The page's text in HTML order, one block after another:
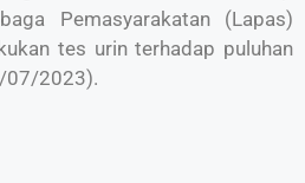
Pemasyarakatan (Lapas)
tes urin terhadap puluhan
07/2023).